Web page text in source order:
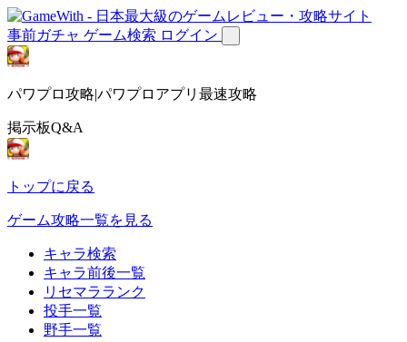
事前ガチャ ゲーム検索 ログイン
パワプロ攻略|パワプロアプリ最速攻略
掲示板Q&A
トップに戻る
ゲーム攻略一覧を見る
キャラ検索
キャラ前後一覧
リセマラランク
投手一覧
野手一覧